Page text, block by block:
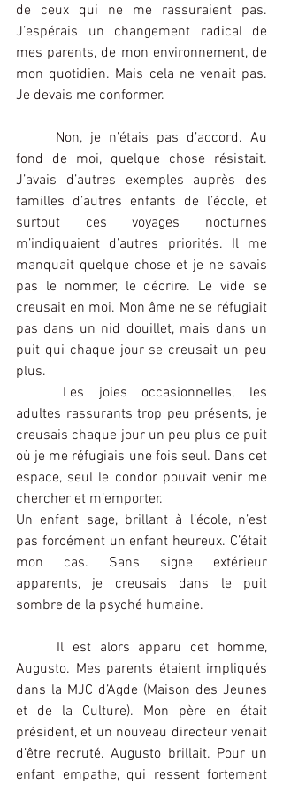
de ceux qui ne me rassuraient pas.
J’espérais un changement radical de
mes parents, de mon environnement, de
mon quotidien. Mais cela ne venait pas.
Je devais me conformer.
Non, je n’étais pas d’accord. Au
fond de moi, quelque chose résistait.
J’avais d’autres exemples auprès des
familles d’autres enfants de l’école, et
surtout ces voyages nocturnes
m’indiquaient d’autres priorités. Il me
manquait quelque chose et je ne savais
pas le nommer, le décrire. Le vide se
creusait en moi. Mon âme ne se réfugiait
pas dans un nid douillet, mais dans un
puit qui chaque jour se creusait un peu
plus.
Les joies occasionnelles, les
adultes rassurants trop peu présents, je
creusais chaque jour un peu plus ce puit
où je me réfugiais une fois seul. Dans cet
espace, seul le condor pouvait venir me
chercher et m’emporter.
Un enfant sage, brillant à l’école, n’est
pas forcément un enfant heureux. C’était
mon cas. Sans signe extérieur
apparents, je creusais dans le puit
sombre de la psyché humaine.
Il est alors apparu cet homme,
Augusto. Mes parents étaient impliqués
dans la MJC d’Agde (Maison des Jeunes
et de la Culture). Mon père en était
président, et un nouveau directeur venait
d’être recruté. Augusto brillait. Pour un
enfant empathe, qui ressent fortement